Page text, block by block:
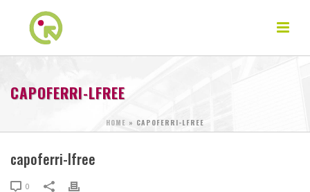
CAPOFERRI-LFREE
HOME » CAPOFERRI-LFREE
capoferri-lfree
0